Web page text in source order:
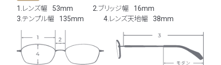
1.レンズ幅 53mm 2.ブリッジ幅
16mm
3.テンプル幅
135mm 4.レンズ天地幅 38mm